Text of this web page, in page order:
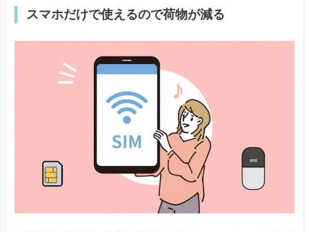
スマホだけで使えるので荷物が減る